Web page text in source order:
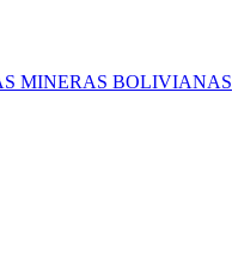
MINERAS BOLIVIANAS